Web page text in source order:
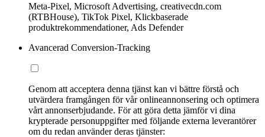
Meta-Pixel, Microsoft Advertising, creativecdn.com
(RTBHouse), TikTok Pixel, Klickbaserade
produktrekommendationer, Ads Defender
Avancerad Conversion-Tracking
Genom att acceptera denna tjänst kan vi bättre förstå och
utvärdera framgången för vår onlineannonsering och optimera
vårt annonserbjudande. För att göra detta jämför vi dina
krypterade personuppgifter med följande externa leverantörer
om du redan använder deras tjänster: